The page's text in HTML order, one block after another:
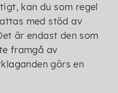
kan du som regel
med stöd av
är endast den som
framgå av
görs en